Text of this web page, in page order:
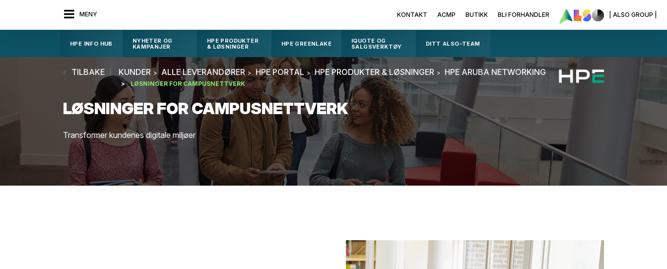
MENY | ALSO GROUP |
KONTAKT ACMP BUTIKK BLI FORHANDLER
HPE INFO HUB
NYHETER OG
KAMPANJER
HPE PRODUKTER
& LØSNINGER
HPE GREENLAKE
IQUOTE OG
SALGSVERKTØY
DITT ALSO-TEAM
TILBAKE KUNDER ALLE LEVERANDØRER HPE PORTAL HPE PRODUKTER & LØSNINGER HPE ARUBA NETWORKING
LØSNINGER FOR CAMPUSNETTVERK
LØSNINGER FOR CAMPUSNETTVERK
Transformer kundenes digitale miljøer